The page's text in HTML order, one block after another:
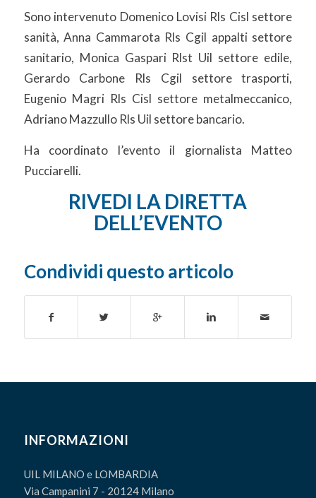
Sono intervenuto Domenico Lovisi Rls Cisl settore
sanità, Anna Cammarota Rls Cgil appalti settore
sanitario, Monica Gaspari Rlst Uil settore edile,
Gerardo Carbone Rls Cgil settore trasporti,
Eugenio Magri Rls Cisl settore metalmeccanico,
Adriano Mazzullo Rls Uil settore bancario.
Ha coordinato l’evento il giornalista Matteo
Pucciarelli.
RIVEDI LA DIRETTA
DELL’EVENTO
Condividi questo articolo
INFORMAZIONI
UIL MILANO e LOMBARDIA
Via Campanini 7 - 20124 Milano